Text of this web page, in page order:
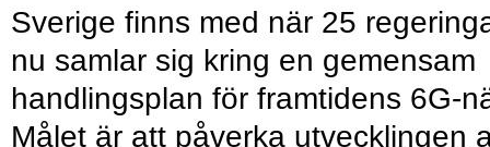
Sverige finns med när 25
nu samlar sig kring en gemensam
handlingsplan för framtidens 6G-
Målet är att påverka utvecklingen